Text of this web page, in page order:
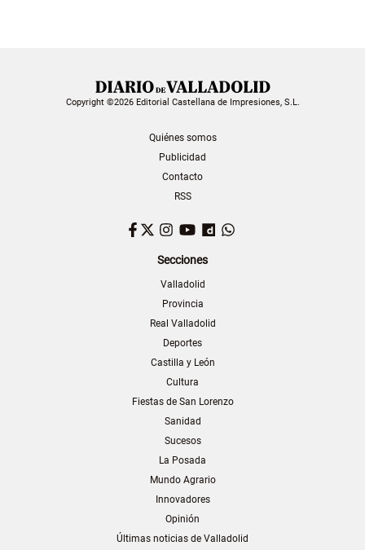
Copyright ©2026 Editorial Castellana de Impresiones, S.L.
Quiénes somos
Publicidad
Contacto
RSS
Facebook
TwitterInstagram
YouTubeDailymotion
Secciones
Valladolid
Provincia
Real Valladolid
Deportes
Castilla y León
Cultura
Fiestas de San Lorenzo
Sanidad
Sucesos
La Posada
Mundo Agrario
Innovadores
Opinión
Últimas noticias de Valladolid